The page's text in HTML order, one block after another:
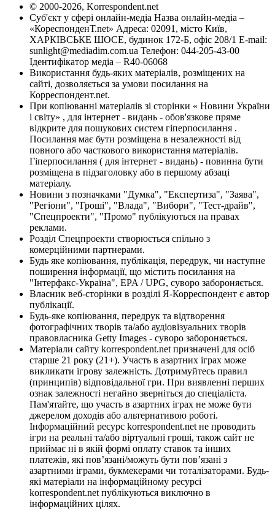
© 2000-2026, Korrespondent.net
Суб'єкт у сфері онлайн-медіа Назва онлайн-медіа –
«КореспонденТ.net» Адреса: 02091, місто Київ,
ХАРКІВСЬКЕ ШОСЕ, будинок 172-Б, офіс 208/1 E-mail:
sunlight@mediadim.com.ua Телефон: 044-205-43-00
Ідентифікатор медіа – R40-06068
Використання будь-яких матеріалів, розміщених на
сайті, дозволяється за умови посилання на
Корреспондент.net.
При копіюванні матеріалів зі сторінки « Новини України
і світу» , для інтернет - видань - обов'язкове пряме
відкрите для пошукових систем гіперпосилання .
Посилання має бути розміщена в незалежності від
повного або часткового використання матеріалів.
Гіперпосилання ( для інтернет - видань) - повинна бути
розміщена в підзаголовку або в першому абзаці
матеріалу.
Новини з позначками "Думка", "Експертиза", "Заява",
"Регіони", "Гроші", "Влада", "Вибори", "Тест-драйв",
"Спецпроекти", "Промо" публікуються на правах
реклами.
Розділ Спецпроекти створюється спільно з
комерційними партнерами.
Будь яке копіювання, публікація, передрук, чи наступне
поширення інформації, що містить посилання на
"Інтерфакс-Україна", EPA / UPG, суворо забороняється.
Власник веб-сторінки в розділі Я-Корреспондент є автор
публікації.
Будь-яке копіювання, передрук та відтворення
фотографічних творів та/або аудіовізуальних творів
правовласника Getty Images - суворо забороняється.
Матеріали сайту korrespondent.net призначені для осіб
старше 21 року (21+). Участь в азартних іграх може
викликати ігрову залежність. Дотримуйтесь правил
(принципів) відповідальної гри. При виявленні перших
ознак залежності негайно зверніться до спеціаліста.
Пам'ятайте, що участь в азартних іграх не може бути
джерелом доходів або альтернативою роботі.
Інформаційний ресурс korrespondent.net не проводить
ігри на реальні та/або віртуальні гроші, також сайт не
приймає ні в якій формі оплату ставок та інших
платежів, які пов’язані/можуть бути пов’язані з
азартними іграми, букмекерами чи тоталізаторами. Будь-
які матеріали на інформаційному ресурсі
korrespondent.net публікуються виключно в
інформаційних цілях.